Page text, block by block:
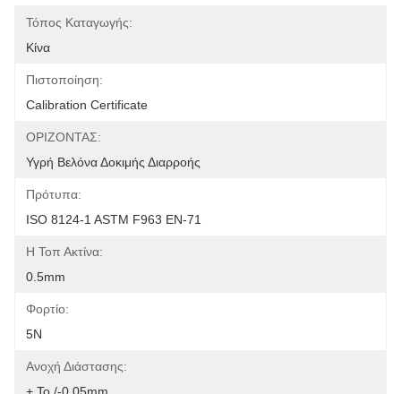
Τόπος Καταγωγής:
Κίνα
Πιστοποίηση:
Calibration Certificate
ΟΡΙΖΟΝΤΑΣ:
Υγρή Βελόνα Δοκιμής Διαρροής
Πρότυπα:
ISO 8124-1 ASTM F963 EN-71
Η Τοπ Ακτίνα:
0.5mm
Φορτίο:
5N
Ανοχή Διάστασης: